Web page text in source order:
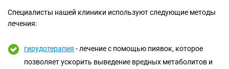
Специалисты нашей клиники используют следующие методы
лечения:
гирудотерапия - лечение с помощью пиявок, которое
позволяет ускорить выведение вредных метаболитов и